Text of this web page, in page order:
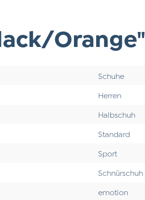
Orange"
Schuhe
Herren
Halbschuh
Standard
Sport
Schnürschuh
emotion